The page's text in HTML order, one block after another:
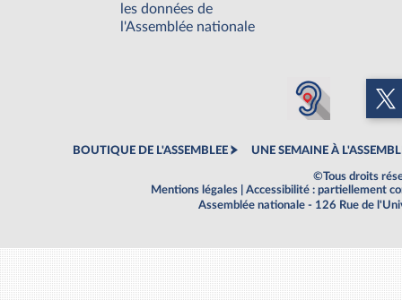
les données de
l'Assemblée nationale
BOUTIQUE DE L'ASSEMBLEE UNE SEMAINE À
©Tous droits
Mentions légales
Accessibilité : partiellement
Assemblée nationale - 126 Rue de